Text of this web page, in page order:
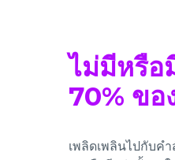
ไม่มีหรือ
70% ขอ
เพลิดเพลินไปกับค